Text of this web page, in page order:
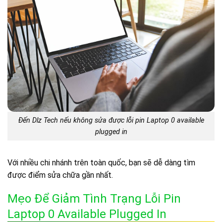
Đến Dlz Tech nếu không sửa được lỗi pin Laptop 0 available
plugged in
Với nhiều chi nhánh trên toàn quốc, bạn sẽ dễ dàng tìm
được điểm sửa chữa gần nhất.
Mẹo Để Giảm Tình Trạng Lỗi Pin
Laptop 0 Available Plugged In